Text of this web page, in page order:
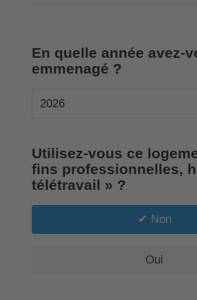
En quelle année avez-
emmenagé ?
Utilisez-vous ce
fins professionnelles,
télétravail » ?
Non
Oui